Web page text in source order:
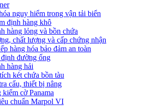
nguy hiểm trong vận tải biển
định hàng khô
hàng lỏng và bồn chứa
chất lượng và cấp chứng nhận
hàng hóa bảo đảm an toàn
đường ống
hàng hải
két chứa bồn tàu
cẩu, thiết bị nâng
cờ Panama
chuẩn Marpol VI